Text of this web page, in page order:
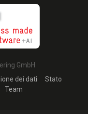
GmbH
dei dati
Stato
Team